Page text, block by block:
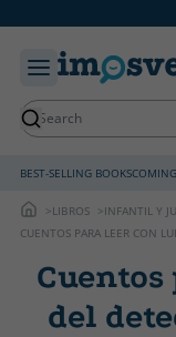
BEST-SELLING BOOKS
LIBROS
INFANTIL Y
CUENTOS PARA LEER CON
del